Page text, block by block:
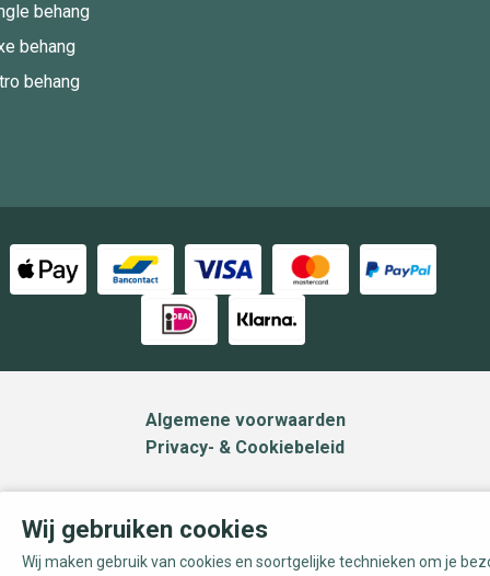
behang
behang
behang
Algemene voorwaarden
Privacy- & Cookiebeleid
Wij gebruiken cookies
Wij maken gebruik van cookies en soortgelijke technieken om je